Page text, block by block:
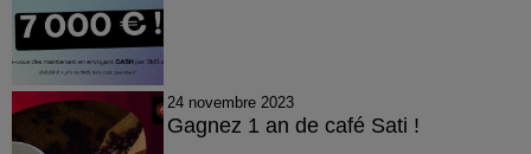
24 novembre 2023
Gagnez 1 an de café Sati !